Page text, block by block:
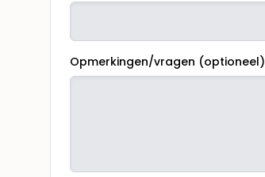
Opmerkingen/vragen (optioneel)